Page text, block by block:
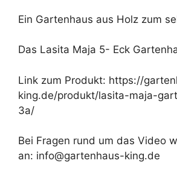
Ein Gartenhaus aus Holz zum
Das Lasita Maja 5- Eck
Link zum Produkt: https://
king.de/produkt/lasita-maja-
3a/
Bei Fragen rund um das Video
an: info@gartenhaus-king.de